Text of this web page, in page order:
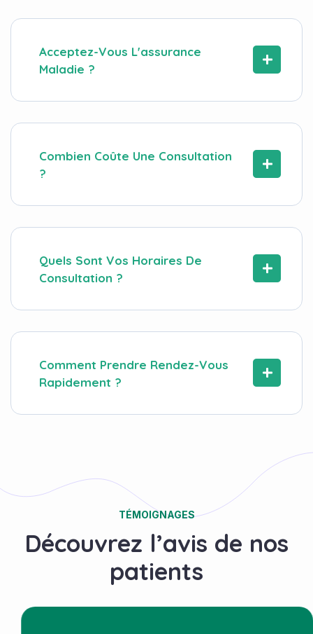
Acceptez-Vous L'assurance
Maladie ?
Combien Coûte Une Consultation
?
Quels Sont Vos Horaires De
Consultation ?
Comment Prendre Rendez-Vous
Rapidement ?
TÉMOIGNAGES
Découvrez l’avis de nos
patients